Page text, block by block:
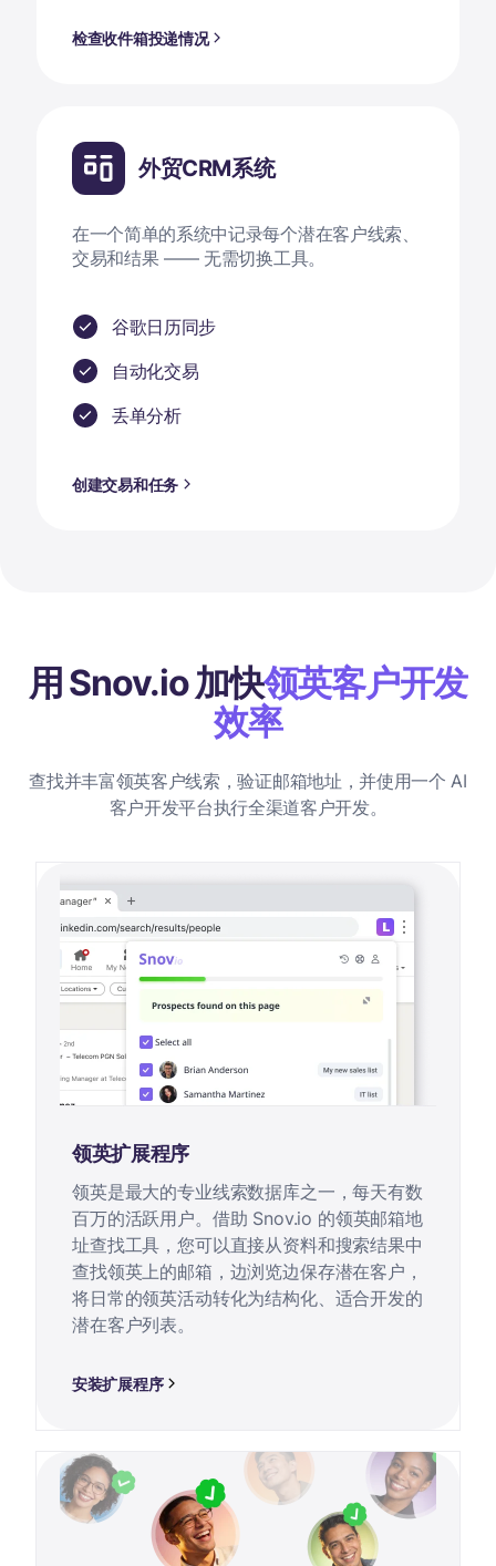
检查收件箱投递情况
外贸CRM系统
在一个简单的系统中记录每个潜在客户线索、
交易和结果 —— 无需切换工具。
谷歌日历同步
自动化交易
丢单分析
创建交易和任务
用 Snov.io 加快领英客户开发
效率
查找并丰富领英客户线索，验证邮箱地址，并使用一个 AI
客户开发平台执行全渠道客户开发。
领英扩展程序
领英是最大的专业线索数据库之一，每天有数
百万的活跃用户。借助 Snov.io 的领英邮箱地
址查找工具，您可以直接从资料和搜索结果中
查找领英上的邮箱，边浏览边保存潜在客户，
将日常的领英活动转化为结构化、适合开发的
潜在客户列表。
安装扩展程序